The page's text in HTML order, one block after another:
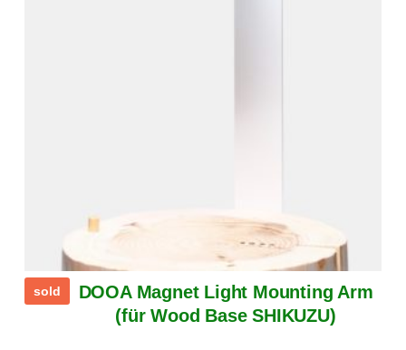
sold
DOOA Magnet Light Mounting Arm
(für Wood Base SHIKUZU)